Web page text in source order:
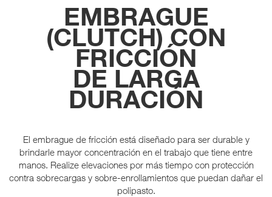
EMBRAGUE
(CLUTCH) CON
FRICCIÓN
DE LARGA
DURACIÓN
El embrague de fricción está diseñado para ser durable y
brindarle mayor concentración en el trabajo que tiene entre
manos. Realize elevaciones por más tiempo con protección
contra sobrecargas y sobre-enrollamientos que puedan dañar el
polipasto.